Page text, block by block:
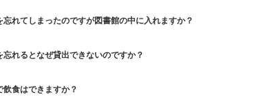
忘れてしまったのですが図書館の中に入れますか？
忘れるとなぜ貸出できないのですか？
飲食はできますか？